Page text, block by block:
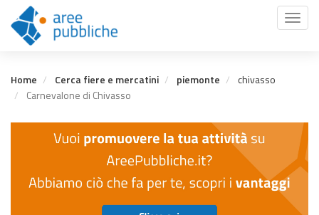
contenuto
principale
Toggle
Home Cerca fiere e mercatini piemonte
chivasso
Carnevalone di Chivasso